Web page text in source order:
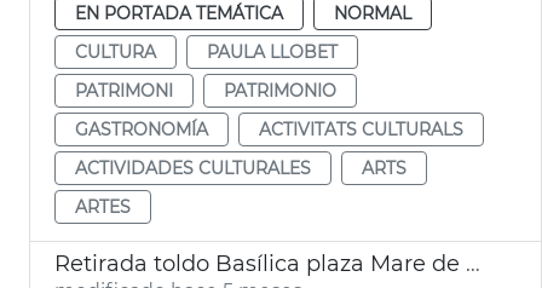
EN PORTADA TEMÁTICA
NORMAL
CULTURA
PAULA LLOBET
PATRIMONI
PATRIMONIO
GASTRONOMÍA
ACTIVITATS CULTURALS
ACTIVIDADES CULTURALES
ARTS
ARTES
Retirada toldo Basílica plaza Mare de Déu